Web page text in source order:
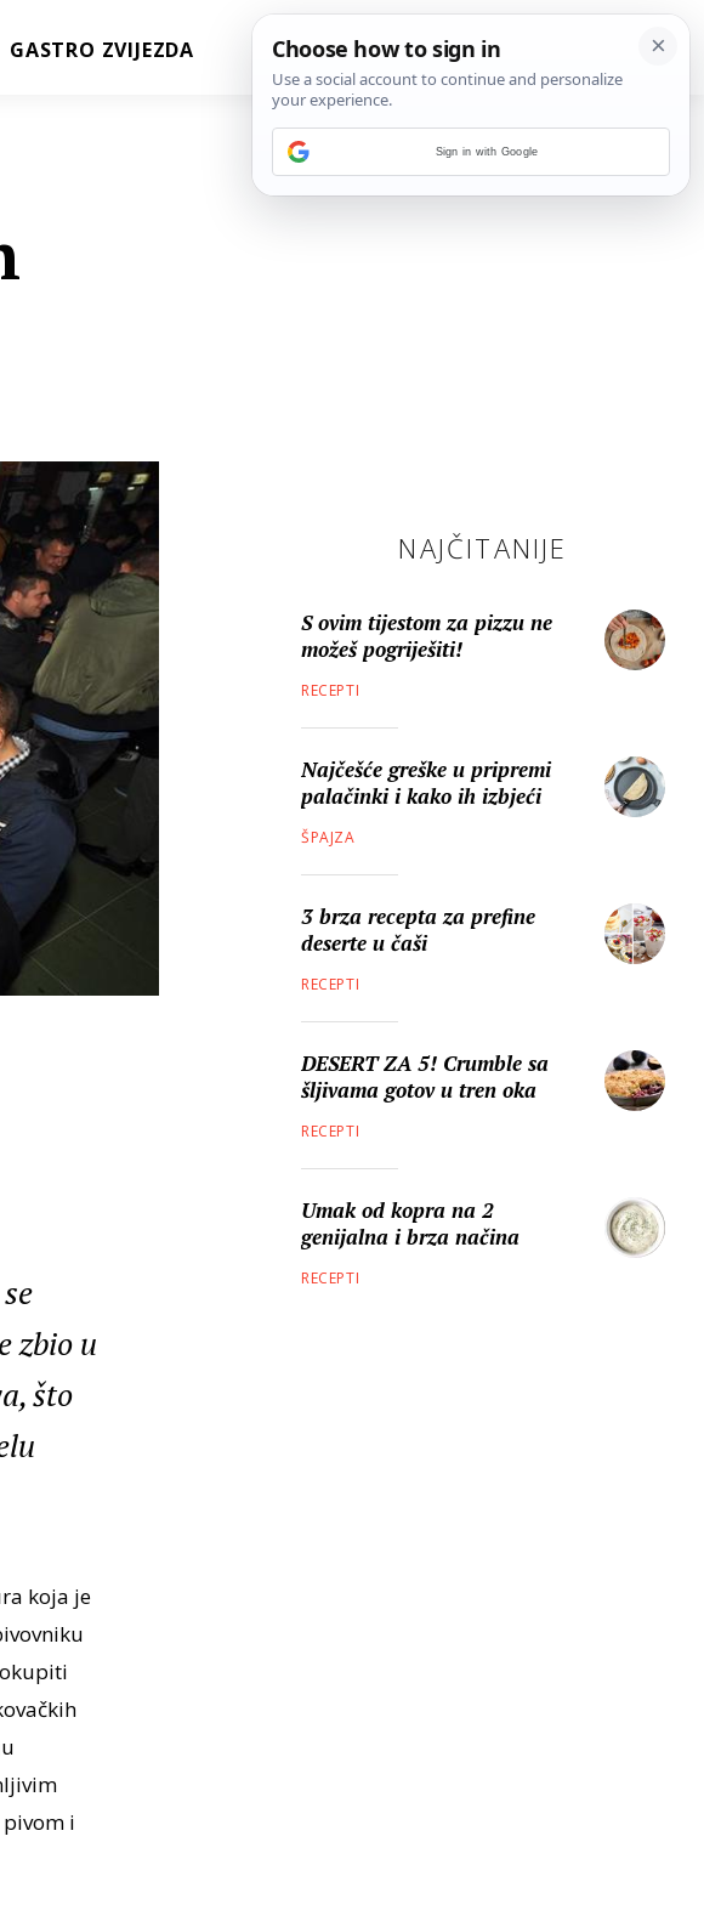
GASTRO ZVIJEZDA
zbio u
što
koja je
i
NAJČITANIJE
S ovim tijestom za pizzu ne
možeš pogriješiti!
RECEPTI
Najčešće greške u pripremi
palačinki i kako ih izbjeći
ŠPAJZA
3 brza recepta za prefine
deserte u čaši
RECEPTI
DESERT ZA 5! Crumble sa
šljivama gotov u tren oka
RECEPTI
Umak od kopra na 2
genijalna i brza načina
RECEPTI
Sign in with Google